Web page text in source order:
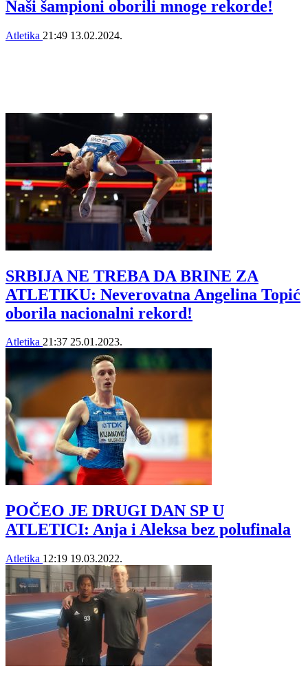
Naši šampioni oborili mnoge rekorde!
Atletika 21:49 13.02.2024.
SRBIJA NE TREBA DA BRINE ZA
ATLETIKU: Neverovatna Angelina Topić
oborila nacionalni rekord!
Atletika 21:37 25.01.2023.
POČEO JE DRUGI DAN SP U
ATLETICI: Anja i Aleksa bez polufinala
Atletika 12:19 19.03.2022.